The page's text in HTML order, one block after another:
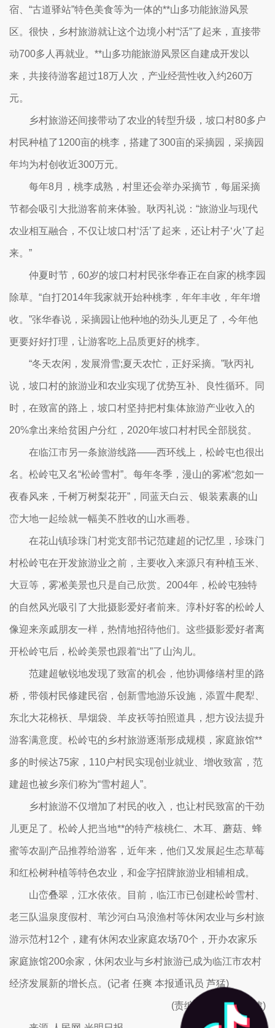
宿、“古道驿站”特色美食等为一体的**山多功能旅游风景
区。很快，乡村旅游就让这个边境小村“活”了起来，直接带
动700多人再就业。**山多功能旅游风景区自建成开发以
来，共接待游客超过18万人次，产业经营性收入约260万
元。
乡村旅游还间接带动了农业的转型升级，坡口村80多户
村民种植了1200亩的桃李，搭建了300亩的采摘园，采摘园
年均为村创收近300万元。
每年8月，桃李成熟，村里还会举办采摘节，每届采摘
节都会吸引大批游客前来体验。耿丙礼说：“旅游业与现代
农业相互融合，不仅让坡口村‘活’了起来，还让村子‘火’了起
来。”
仲夏时节，60岁的坡口村村民张华春正在自家的桃李园
除草。“自打2014年我家就开始种桃李，年年丰收，年年增
收。”张华春说，采摘园让他种地的劲头儿更足了，今年他
更要好好打理，让游客吃上品质更好的桃李。
“冬天农闲，发展滑雪;夏天农忙，正好采摘。”耿丙礼
说，坡口村的旅游业和农业实现了优势互补、良性循环。同
时，在致富的路上，坡口村坚持把村集体旅游产业收入的
20%拿出来给贫困户分红，2020年坡口村村民全部脱贫。
在临江市另一条旅游线路——西环线上，松岭屯也很出
名。松岭屯又名“松岭雪村”。每年冬季，漫山的雾凇“忽如一
夜春风来，千树万树梨花开”，同蓝天白云、银装素裹的山
峦大地一起绘就一幅美不胜收的山水画卷。
在花山镇珍珠门村党支部书记范建超的记忆里，珍珠门
村松岭屯在开发旅游业之前，主要收入来源只有种植玉米、
大豆等，雾凇美景也只是自己欣赏。2004年，松岭屯独特
的自然风光吸引了大批摄影爱好者前来。淳朴好客的松岭人
像迎来亲戚朋友一样，热情地招待他们。这些摄影爱好者离
开松岭屯后，松岭美景也跟着“出”了山沟儿。
范建超敏锐地发现了致富的机会，他协调修缮村里的路
桥，带领村民修建民宿，创新雪地游乐设施，添置牛爬犁、
东北大花棉袄、旱烟袋、羊皮袄等拍照道具，想方设法提升
游客满意度。松岭屯的乡村旅游逐渐形成规模，家庭旅馆**
多的时候达75家，110户村民实现创业就业、增收致富，范
建超也被乡亲们称为“雪村超人”。
乡村旅游不仅增加了村民的收入，也让村民致富的干劲
儿更足了。松岭人把当地**的特产核桃仁、木耳、蘑菇、蜂
蜜等农副产品推荐给游客，近年来，他们又发展起生态草莓
和红松树种植等特色农业，和金字招牌旅游业相辅相成。
山峦叠翠，江水依依。目前，临江市已创建松岭雪村、
老三队温泉度假村、苇沙河白马浪渔村等休闲农业与乡村旅
游示范村12个，建有休闲农业家庭农场70个，开办农家乐
家庭旅馆200余家，休闲农业与乡村旅游已成为临江市农村
经济发展新的增长点。(记者 任爽 本报通讯员 芦猛)
(责编：温璐、薄晨棣)